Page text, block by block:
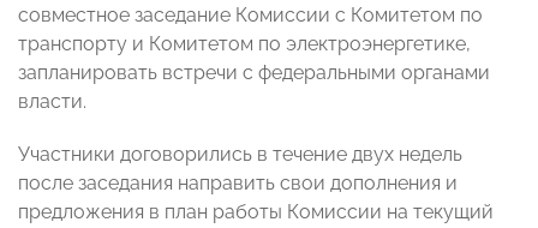
совместное заседание Комиссии с Комитетом по
транспорту и Комитетом по электроэнергетике,
запланировать встречи с федеральными органами
власти.
Участники договорились в течение двух недель
после заседания направить свои дополнения и
предложения в план работы Комиссии на текущий